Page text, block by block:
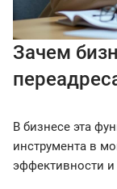
Зачем
В бизнесе эта
инструмента в
эффективности и